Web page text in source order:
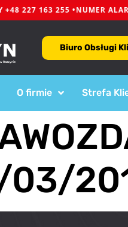
227 163 255 • NUMER
Biuro Obsługi
O firmie Strefa